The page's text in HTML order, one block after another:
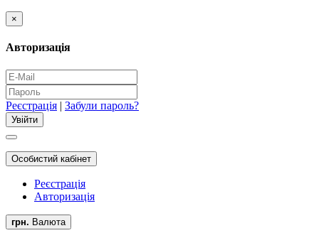
×
Авторизація
Реєстрація | Забули пароль?
Особистий кабінет
Реєстрація
Авторизація
грн. Валюта